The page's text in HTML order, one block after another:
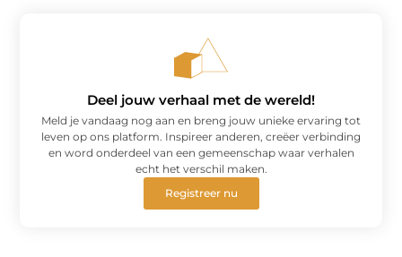
Deel jouw verhaal met de wereld!
Meld je vandaag nog aan en breng jouw unieke ervaring tot
leven op ons platform. Inspireer anderen, creëer verbinding
en word onderdeel van een gemeenschap waar verhalen
echt het verschil maken.
Registreer nu